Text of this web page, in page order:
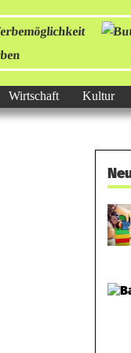
Wirtschaft Kultur